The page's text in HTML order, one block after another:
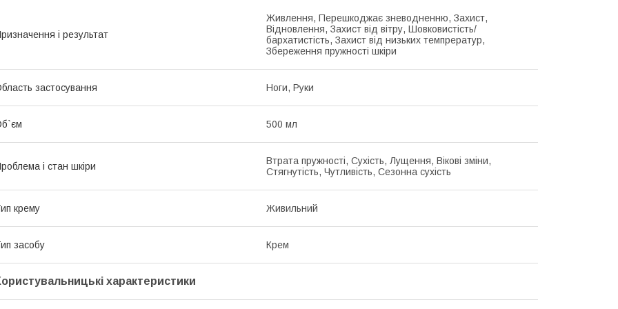
і результат
Живлення, Перешкоджає зневодненню, Захист,
Відновлення, Захист від вітру, Шовковистість/
бархатистість, Захист від низьких темпрератур,
Збереження пружності шкіри
застосування Ноги, Руки
500 мл
і стан шкіри
Втрата пружності, Сухість, Лущення, Вікові зміни,
Стягнутість, Чутливість, Сезонна сухість
крему Живильний
засобу Крем
характеристики